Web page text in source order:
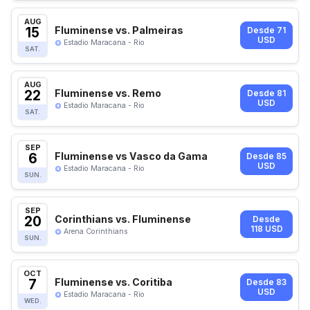
AUG
15
SAT.
Fluminense vs. Palmeiras
Estadio Maracana - Rio
Desde 71
USD
AUG
22
SAT.
Fluminense vs. Remo
Estadio Maracana - Rio
Desde 81
USD
SEP
6
SUN.
Fluminense vs Vasco da Gama
Estadio Maracana - Rio
Desde 85
USD
SEP
20
SUN.
Corinthians vs. Fluminense
Arena Corinthians
Desde
118 USD
OCT
7
WED.
Fluminense vs. Coritiba
Estadio Maracana - Rio
Desde 83
USD